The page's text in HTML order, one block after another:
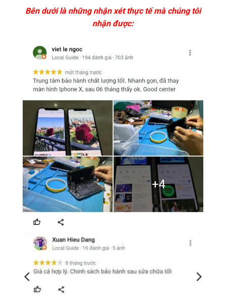
Bên dưới là những nhận xét thực tế mà chúng tôi
nhận được: